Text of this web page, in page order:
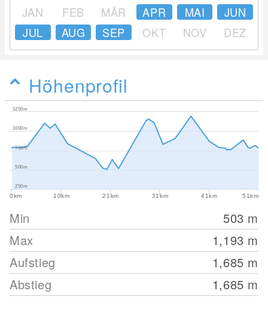
JAN FEB MÄR APR MAI
JUN
JUL
AUG SEP OKT NOV DEZ
Höhenprofil
0km 10km 21km 31km 41km 51km
250m
500m
750m
1000m
1250m
Min 503 m
Max
1,193 m
Aufstieg
1,685 m
Abstieg
1,685 m